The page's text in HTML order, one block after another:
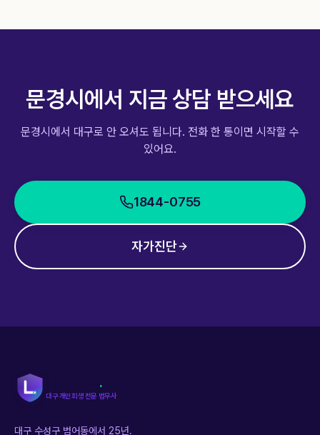
문경시 에서 지금 상담 받으세요
문경시 에서 대구로 안 오셔도 됩니다. 전화 한 통이면 시작할 수
있어요.
1844-0755
자가진단
.
대구 개인회생 전문 법무사
대구 수성구 범어동에서 25년.